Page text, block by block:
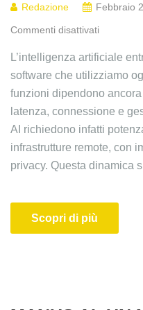
Redazione Febbraio
Commenti disattivati
L’intelligenza artificiale
software che utilizziamo
funzioni dipendono
latenza, connessione e
AI richiedono infatti
infrastrutture remote, con
privacy. Questa dinamica
Scopri di più